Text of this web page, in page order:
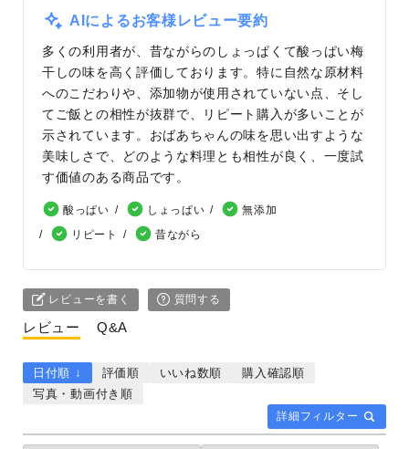
AIによるお客様レビュー要約
多くの利用者が、昔ながらのしょっぱくて酸っぱい梅
干しの味を高く評価しております。特に自然な原材料
へのこだわりや、添加物が使用されていない点、そし
てご飯との相性が抜群で、リピート購入が多いことが
示されています。おばあちゃんの味を思い出すような
美味しさで、どのような料理とも相性が良く、一度試
す価値のある商品です。
酸っぱい しょっぱい
無添加
リピート
昔ながら
レビューを書く 質問する
レビュー Q&A
詳細フィルター
日付順 ↓ 評価順 いいね数順
購入確認順
写真・動画付き順